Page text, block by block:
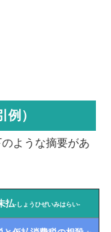
）
ような摘要があ
払-しょうひぜいみはらい-